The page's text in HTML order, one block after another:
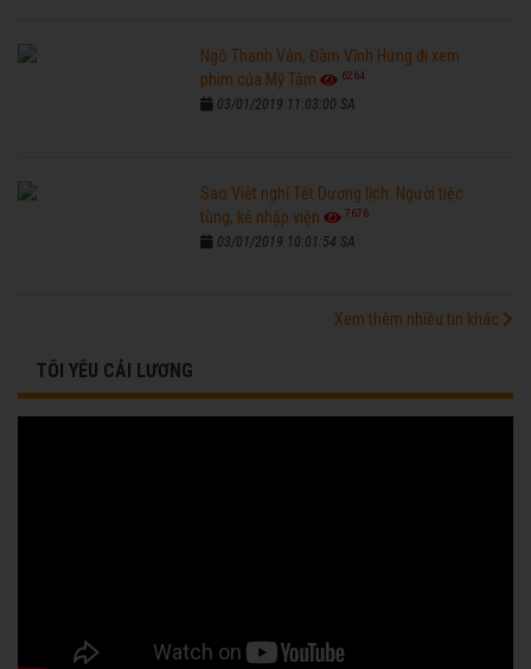
Ngô Thanh Vân, Đàm Vĩnh Hưng đi xem
phim của Mỹ Tâm
6264
03/01/2019 11:03:00 SA
Sao Việt nghỉ Tết Dương lịch: Người tiệc
tùng, kẻ nhập viện
7676
03/01/2019 10:01:54 SA
Xem thêm nhiều tin khác
TÔI YÊU CẢI LƯƠNG